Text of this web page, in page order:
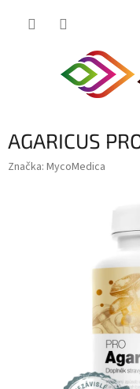
AGARICUS
Značka: MycoMedica